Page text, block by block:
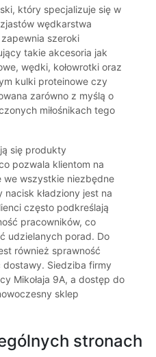
który specjalizuje się w
wędkarstwa
szeroki
takie akcesoria jak
wędki, kołowrotki oraz
kulki proteinowe czy
zarówno z myślą o
miłośnikach tego
się produkty
pozwala klientom na
we wszystkie niezbędne
kładziony jest na
często podkreślają
pracowników, co
udzielanych porad. Do
również sprawność
Siedziba firmy
Mikołaja 9A, a dostęp do
sklep
stronach